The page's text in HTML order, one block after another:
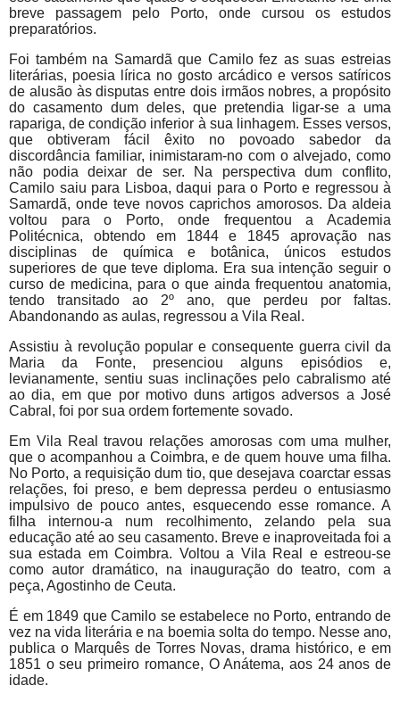
breve passagem pelo Porto, onde cursou os estudos
preparatórios.
Foi também na Samardã que Camilo fez as suas estreias
literárias, poesia lírica no gosto arcádico e versos satíricos
de alusão às disputas entre dois irmãos nobres, a propósito
do casamento dum deles, que pretendia ligar-se a uma
rapariga, de condição inferior à sua linhagem. Esses versos,
que obtiveram fácil êxito no povoado sabedor da
discordância familiar, inimistaram-no com o alvejado, como
não podia deixar de ser. Na perspectiva dum conflito,
Camilo saiu para Lisboa, daqui para o Porto e regressou à
Samardã, onde teve novos caprichos amorosos. Da aldeia
voltou para o Porto, onde frequentou a Academia
Politécnica, obtendo em 1844 e 1845 aprovação nas
disciplinas de química e botânica, únicos estudos
superiores de que teve diploma. Era sua intenção seguir o
curso de medicina, para o que ainda frequentou anatomia,
tendo transitado ao 2º ano, que perdeu por faltas.
Abandonando as aulas, regressou a Vila Real.
Assistiu à revolução popular e consequente guerra civil da
Maria da Fonte, presenciou alguns episódios e,
levianamente, sentiu suas inclinações pelo cabralismo até
ao dia, em que por motivo duns artigos adversos a José
Cabral, foi por sua ordem fortemente sovado.
Em Vila Real travou relações amorosas com uma mulher,
que o acompanhou a Coimbra, e de quem houve uma filha.
No Porto, a requisição dum tio, que desejava coarctar essas
relações, foi preso, e bem depressa perdeu o entusiasmo
impulsivo de pouco antes, esquecendo esse romance. A
filha internou-a num recolhimento, zelando pela sua
educação até ao seu casamento. Breve e inaproveitada foi a
sua estada em Coimbra. Voltou a Vila Real e estreou-se
como autor dramático, na inauguração do teatro, com a
peça, Agostinho de Ceuta.
É em 1849 que Camilo se estabelece no Porto, entrando de
vez na vida literária e na boemia solta do tempo. Nesse ano,
publica o Marquês de Torres Novas, drama histórico, e em
1851 o seu primeiro romance, O Anátema, aos 24 anos de
idade.